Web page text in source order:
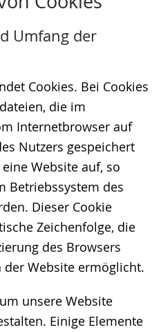
Umfang der
Cookies. Bei Cookies
die im
Internetbrowser auf
Nutzers gespeichert
Website auf, so
Betriebssystem des
Dieser Cookie
Zeichenfolge, die
des Browsers
Website ermöglicht.
unsere Website
Einige Elemente